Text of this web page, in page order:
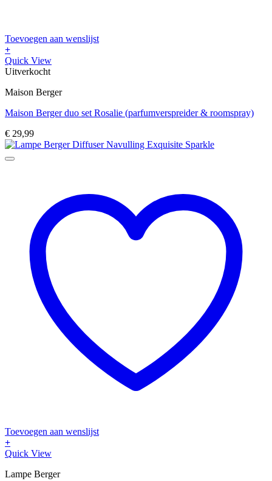
Toevoegen aan wenslijst
+
Quick View
Uitverkocht
Maison Berger
Maison Berger duo set Rosalie (parfumverspreider & roomspray)
€ 29,99
Toevoegen aan wenslijst
+
Quick View
Lampe Berger